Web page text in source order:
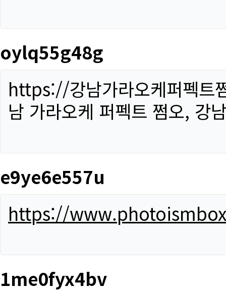
oylq55g48g
https://강남가라오케퍼펙트
남 가라오케 퍼펙트 쩜오, 강
e9ye6e557u
https://
1me0fyx4bv